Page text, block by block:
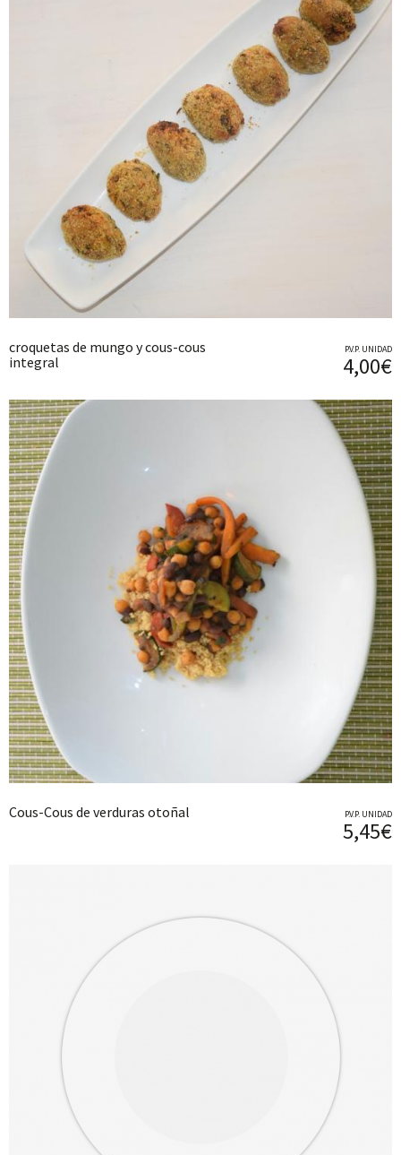
croquetas de mungo y cous-cous
integral
P.V.P. UNIDAD
4,00€
Cous-Cous de verduras otoñal P.V.P. UNIDAD
5,45€